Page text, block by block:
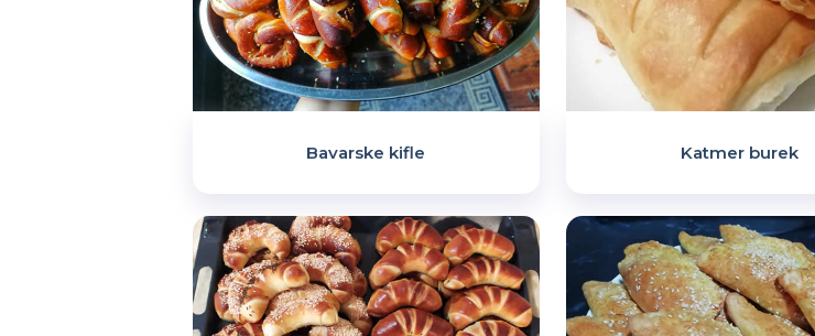
Bavarske kifle Katmer burek